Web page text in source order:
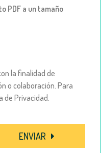
PDF a un tamaño
la finalidad de
o colaboración. Para
Privacidad.
ENVIAR